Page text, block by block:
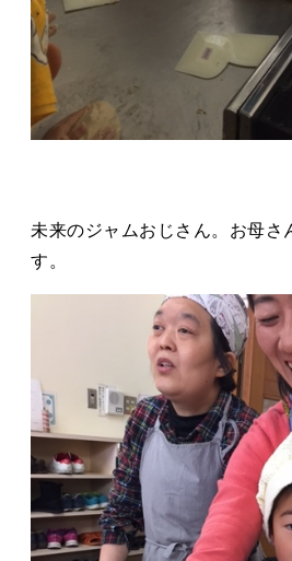
未来のジャムおじさん。お母さ
す。